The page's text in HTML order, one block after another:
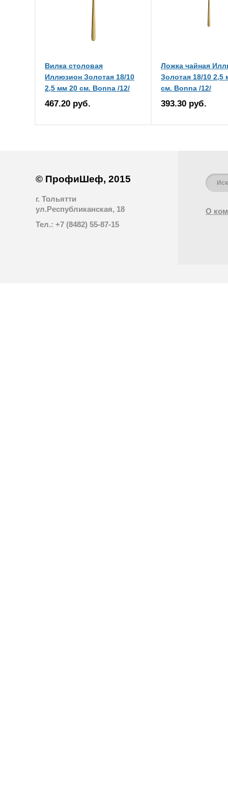
Вилка столовая
Иллюзион Золотая 18/10
2,5 мм 20 см. Bonna /12/
467.20 руб.
Ложка чайная
Золотая 18/10 2,5
см. Bonna /12/
393.30 руб.
© ПрофиШеф, 2015
г. Тольятти
ул.Республиканская, 18
Тел.: +7 (8482) 55-87-15
О